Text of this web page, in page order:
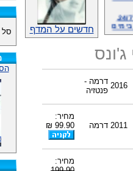
סל
אתרנו פועל באופן סדיר 24/7,
חדשים על המדף
ג'ונס
2016 דרמה -
פנטזיה
2011 דרמה
מחיר:
99.90 ₪
מחיר: